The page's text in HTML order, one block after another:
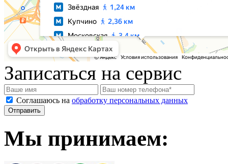
Записаться на сервис
Соглашаюсь на обработку персональных данных
Мы принимаем: